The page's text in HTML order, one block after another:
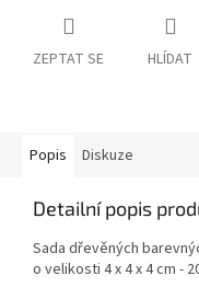
ZEPTAT SE HLÍDAT
Popis Diskuze
Detailní popis
Sada dřevěných
o velikosti 4 x 4 x 4 cm -